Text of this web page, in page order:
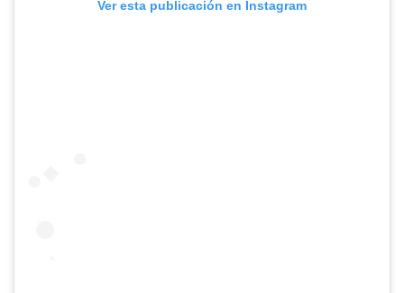
Ver esta publicación en Instagram